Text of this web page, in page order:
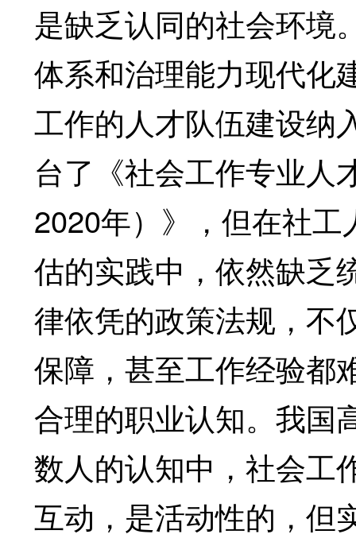
是缺乏认同的社会环境
体系和治理能力现代化
工作的人才队伍建设纳
台了《社会工作专业
2020年）》，但在社
估的实践中，依然缺乏
律依凭的政策法规，不
保障，甚至工作经验都
合理的职业认知。我国
数人的认知中，社会工
互动，是活动性的，但